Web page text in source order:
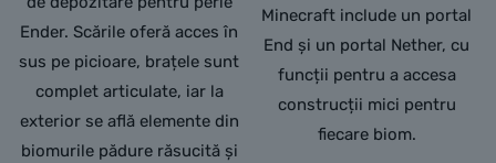
Ender. Scările oferă acces în
sus pe picioare, brațele sunt
complet articulate, iar la
exterior se află elemente din
biomurile pădure răsucită și
Minecraft include un portal
End și un portal Nether, cu
funcții pentru a accesa
construcții mici pentru
fiecare biom.